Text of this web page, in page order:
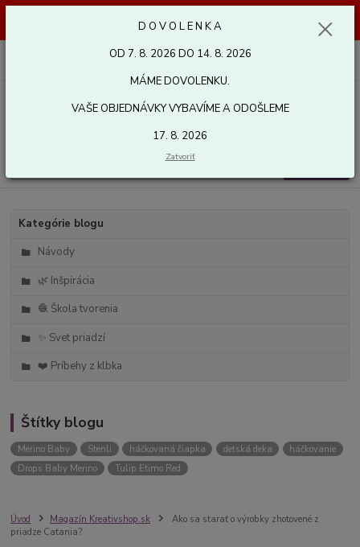
odošleme 17. 8. 2026. Ďakujeme.
Kategórie blogu
Návody
🌿 Inšpirácia
🧶 Škola tvorenia
✨ Svet priadzí
❤️ Príbehy z klbka
Štítky blogu
Merino Baby Stenli háčkovaná čiapka detská deka
háčkovanie
Drops Baby Merino
Tulip Etimo Red
Úvod Magazín Kreativshop.sk
Ako sa starať o výrobky zhotovené z
priadze Catania?
D O V O L E N K A
OD 7. 8. 2026 DO 14. 8. 2026
MÁME DOVOLENKU.
VAŠE OBJEDNÁVKY VYBAVÍME A ODOŠLEME
17. 8. 2026
Zatvoriť